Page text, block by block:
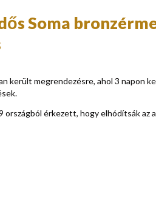
Soma
került megrendezésre, ahol 3 napon
országból érkezett, hogy elhódítsák az